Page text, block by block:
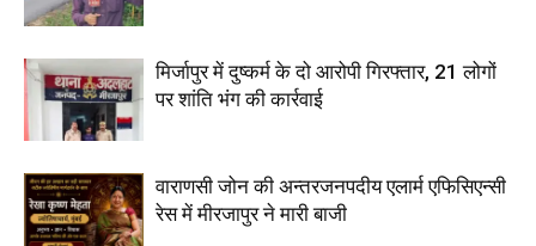
मिर्जापुर में दुष्कर्म के दो आरोपी गिरफ्तार, 21 लोगों
पर शांति भंग की कार्रवाई
वाराणसी जोन की अन्तरजनपदीय एलार्म एफिसिएन्सी
रेस में मीरजापुर ने मारी बाजी